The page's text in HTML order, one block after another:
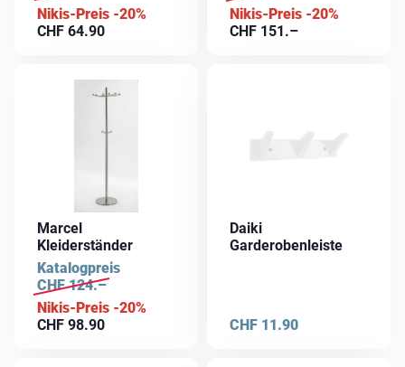
Nikis-Preis -20%
CHF 64.90
Nikis-Preis -20%
CHF 151.–
Marcel
Kleiderständer
Katalogpreis
CHF124.–
Nikis-Preis -20%
CHF 98.90
Daiki
Garderobenleiste
CHF 11.90